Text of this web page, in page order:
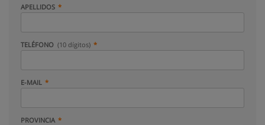
APELLIDOS
TELÉFONO (10 dígitos)
E-MAIL
PROVINCIA